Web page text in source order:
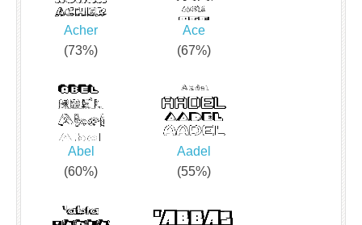
Acher
(73%)
Ace
(67%)
Abel
(60%)
Aadel
(55%)